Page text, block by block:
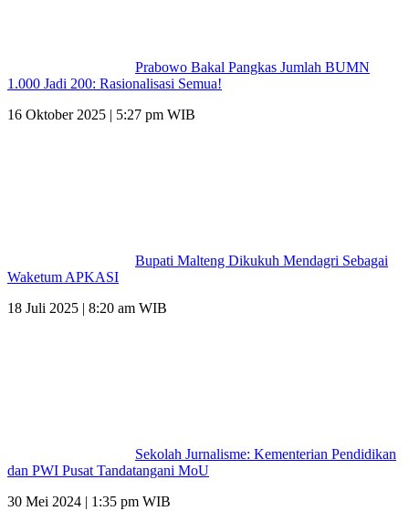
Prabowo Bakal Pangkas Jumlah BUMN
1.000 Jadi 200: Rasionalisasi Semua!
16 Oktober 2025 | 5:27 pm WIB
Bupati Malteng Dikukuh Mendagri Sebagai
Waketum APKASI
18 Juli 2025 | 8:20 am WIB
Sekolah Jurnalisme: Kementerian Pendidikan
dan PWI Pusat Tandatangani MoU
30 Mei 2024 | 1:35 pm WIB